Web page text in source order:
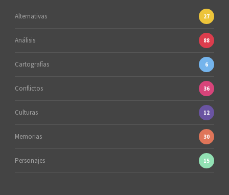
Alternativas 27
Análisis 88
Cartografías 6
Conflictos 36
Culturas 12
Memorias 30
Personajes 15